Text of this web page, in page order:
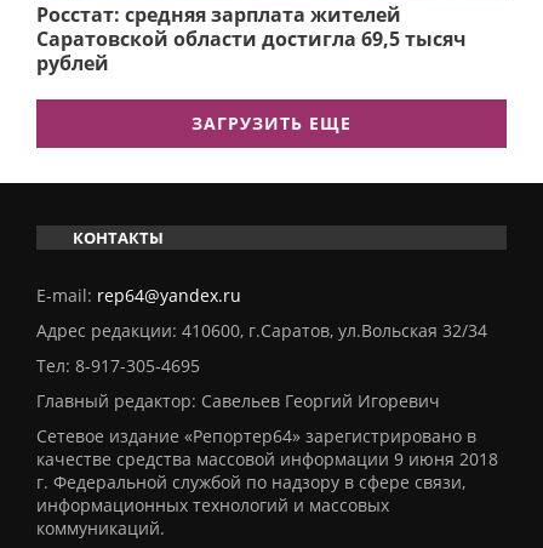
Росстат: средняя зарплата жителей
Саратовской области достигла 69,5 тысяч
рублей
ЗАГРУЗИТЬ ЕЩЕ
КОНТАКТЫ
E-mail: rep64@yandex.ru
Адрес редакции: 410600, г.Саратов, ул.Вольская 32/34
Тел: 8-917-305-4695
Главный редактор: Савельев Георгий Игоревич
Сетевое издание «Репортер64» зарегистрировано в
качестве средства массовой информации 9 июня 2018
г. Федеральной службой по надзору в сфере связи,
информационных технологий и массовых
коммуникаций.